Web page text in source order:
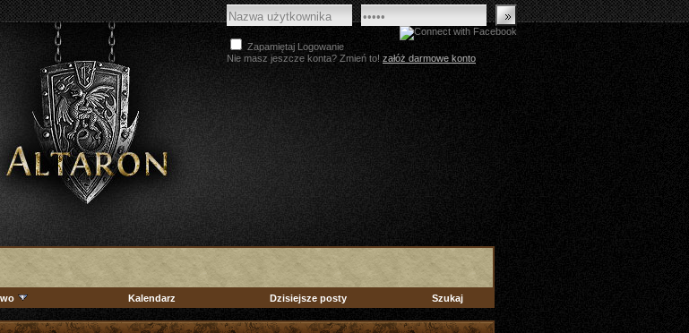
Zapamiętaj Logowanie
Nie masz jeszcze konta? Zmień to! załóż darmowe konto
Kalendarz Dzisiejsze posty Szukaj